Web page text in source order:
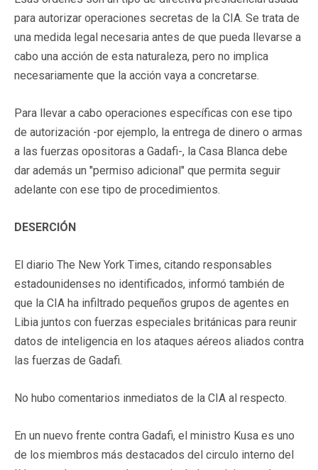
para autorizar operaciones secretas de la CIA. Se trata de
una medida legal necesaria antes de que pueda llevarse a
cabo una acción de esta naturaleza, pero no implica
necesariamente que la acción vaya a concretarse.
Para llevar a cabo operaciones específicas con ese tipo
de autorización -por ejemplo, la entrega de dinero o armas
a las fuerzas opositoras a Gadafi-, la Casa Blanca debe
dar además un "permiso adicional" que permita seguir
adelante con ese tipo de procedimientos.
DESERCIÓN
El diario The New York Times, citando responsables
estadounidenses no identificados, informó también de
que la CIA ha infiltrado pequeños grupos de agentes en
Libia juntos con fuerzas especiales británicas para reunir
datos de inteligencia en los ataques aéreos aliados contra
las fuerzas de Gadafi.
No hubo comentarios inmediatos de la CIA al respecto.
En un nuevo frente contra Gadafi, el ministro Kusa es uno
de los miembros más destacados del circulo interno del